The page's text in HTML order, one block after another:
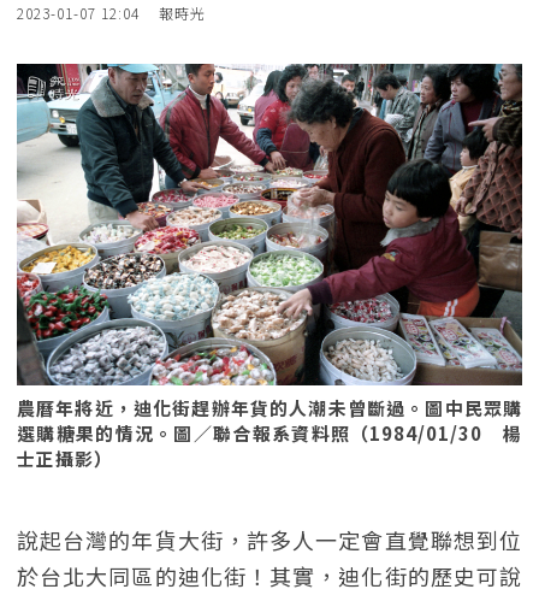
2023-01-07 12:04 報時光
農曆年將近，迪化街趕辦年貨的人潮未曾斷過。圖中民眾購
選購糖果的情況。圖／聯合報系資料照（1984/01/30 楊
士正攝影）
說起台灣的年貨大街，許多人一定會直覺聯想到位
於台北大同區的迪化街！其實，迪化街的歷史可說